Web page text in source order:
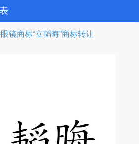
镜商标“立韬晦”商标转让